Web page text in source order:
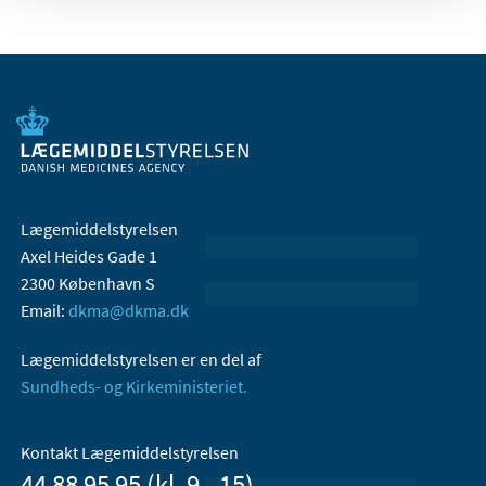
Lægemiddelstyrelsen
Axel Heides Gade 1
2300 København S
Email: dkma@dkma.dk
Lægemiddelstyrelsen er en del af
Sundheds- og Kirkeministeriet.
Kontakt Lægemiddelstyrelsen